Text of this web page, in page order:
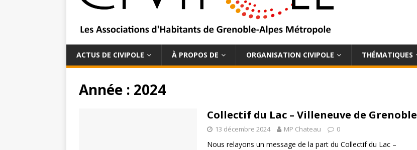
ACTUS DE CIVIPOLE À PROPOS DE ORGANISATION CIVIPOLE THÉMATIQUES
Année : 2024
Collectif du Lac – Villeneuve de Grenoble
13 décembre 2024 MP Chateau 0
Nous relayons un message de la part du Collectif du Lac –